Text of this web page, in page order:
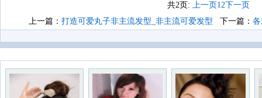
共2页: 上一页12下一页
上一篇： 打造可爱丸子非主流发型_非主流可爱发型 下一篇：